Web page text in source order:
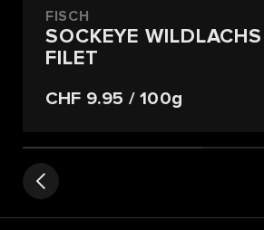
FISCH
SOCKEYE WILDLACHS
FILET
CHF 9.95 / 100g